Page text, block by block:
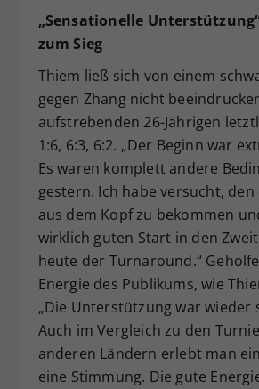
„Sensationelle
zum Sieg
Thiem ließ sich von einem
gegen Zhang nicht
aufstrebenden 26-Jährigen
1:6, 6:3, 6:2. „Der Beginn war
Es waren komplett andere
gestern. Ich habe versucht, den
aus dem Kopf zu bekommen
wirklich guten Start in den
heute der Turnaround.“
Energie des Publikums, wie
„Die Unterstützung war wieder
Auch im Vergleich zu den
anderen Ländern erlebt man
eine Stimmung. Die gute